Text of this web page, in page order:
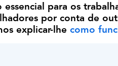
para os
por conta de
explicar-lhe como